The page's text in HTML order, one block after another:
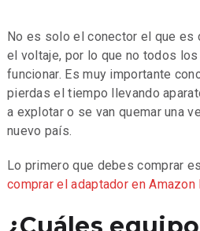
No es solo el conector el que es
el voltaje, por lo que no todos
funcionar. Es muy importante
pierdas el tiempo llevando
a explotar o se van quemar una
nuevo país.
Lo primero que debes comprar
comprar el adaptador en